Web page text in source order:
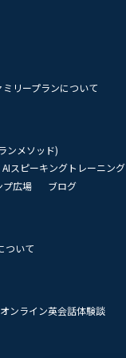
ミリープランについて
ンメソッド)
AIスピーキングトレーニング
プ広場
ブログ
ついて
オンライン英会話体験談